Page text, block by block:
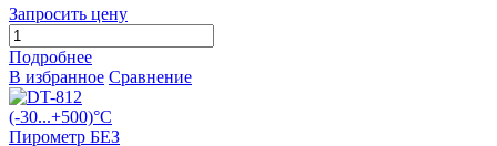
Запросить цену
Подробнее
В избранное Сравнение